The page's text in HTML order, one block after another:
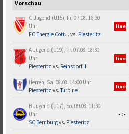
Vorschau
C-Jugend (U15), Fr. 07.08. 16:30
Uhr
FC Energie Cott... vs. Piesteritz
live
A-Jugend (U19), Fr. 07.08. 18:30
Uhr
Piesteritz vs. Reinsdorf II
live
Herren, Sa. 08.08. 14:00 Uhr
Piesteritz vs.Turbine
live
B-Jugend (U17), So. 09.08. 11:30
Uhr
SC Bernburgvs. Piesteritz
-:-